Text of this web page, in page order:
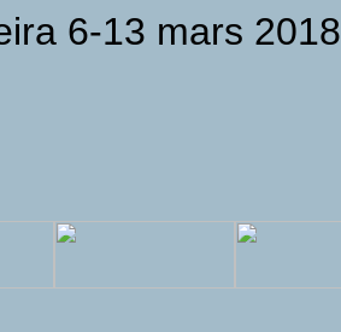
6-13 mars 2018